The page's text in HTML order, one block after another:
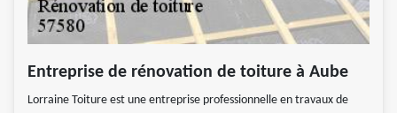
Entreprise de rénovation de toiture à Aube
Lorraine Toiture est une entreprise professionnelle en travaux de